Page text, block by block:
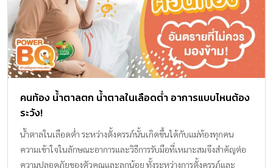
คนท้อง น้ำตาลตก น้ำตาลในเลือดต่ำ อาการแบบไหนต้อง
ระวัง!
น้ำตาลในเลือดต่ำ ระหว่างตั้งครรภ์นั้นเกิดขึ้นได้กับแม่ท้องทุกคน
ความเข้าใจในลักษณะอาการและวิธีการรับมือที่เหมาะสมจึงสำคัญต่อ
ความปลอดภัยของตัวคุณและลูกน้อย ทั้งระหว่างการตั้งครรภ์และ